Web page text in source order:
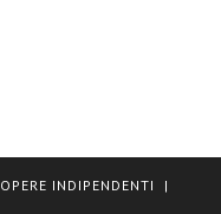
OPERE INDIPENDENTI
|